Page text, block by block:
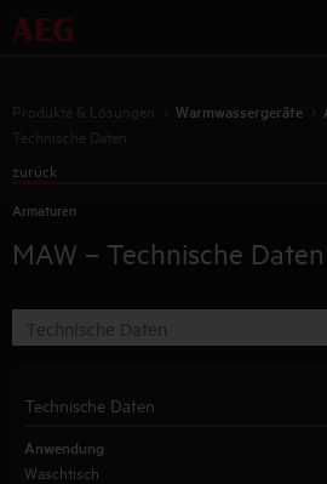
Service
Produkte & Lösungen Warmwassergeräte
Technische Daten
zurück
Armaturen
MAW – Technische Daten
Technische Daten
Technische Daten
Anwendung
Waschtisch